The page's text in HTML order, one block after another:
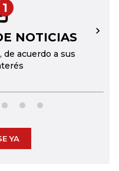
1
NOTICIAS
acuerdo a sus
→
YA